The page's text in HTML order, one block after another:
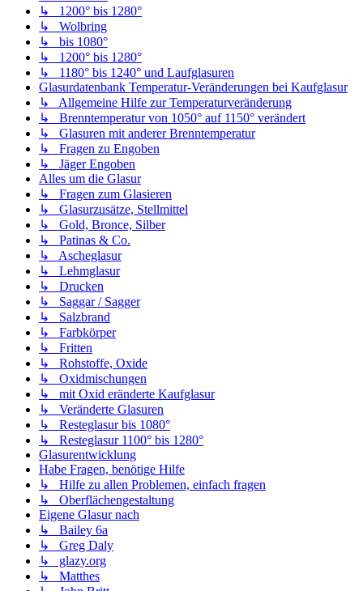
↳ 1200° bis 1280°
↳ Wolbring
↳ bis 1080°
↳ 1200° bis 1280°
↳ 1180° bis 1240° und Laufglasuren
Glasurdatenbank Temperatur-Veränderungen bei Kaufglasur
↳ Allgemeine Hilfe zur Temperaturveränderung
↳ Brenntemperatur von 1050° auf 1150° verändert
↳ Glasuren mit anderer Brenntemperatur
↳ Fragen zu Engoben
↳ Jäger Engoben
Alles um die Glasur
↳ Fragen zum Glasieren
↳ Glasurzusätze, Stellmittel
↳ Gold, Bronce, Silber
↳ Patinas & Co.
↳ Ascheglasur
↳ Lehmglasur
↳ Drucken
↳ Saggar / Sagger
↳ Salzbrand
↳ Farbkörper
↳ Fritten
↳ Rohstoffe, Oxide
↳ Oxidmischungen
↳ mit Oxid eränderte Kaufglasur
↳ Veränderte Glasuren
↳ Resteglasur bis 1080°
↳ Resteglasur 1100° bis 1280°
Glasurentwicklung
Habe Fragen, benötige Hilfe
↳ Hilfe zu allen Problemen, einfach fragen
↳ Oberflächengestaltung
Eigene Glasur nach
↳ Bailey 6a
↳ Greg Daly
↳ glazy.org
↳ Matthes